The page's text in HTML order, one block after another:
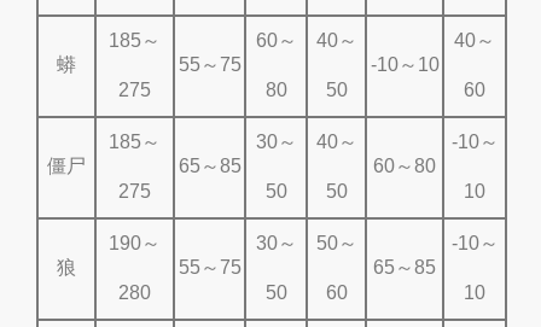
蟒
185～
275
55～75
60～
80
40～
50
-10～10
40～
60
僵尸
185～
275
65～85
30～
50
40～
50
60～80
-10～
10
狼
190～
280
55～75
30～
50
50～
60
65～85
-10～
10